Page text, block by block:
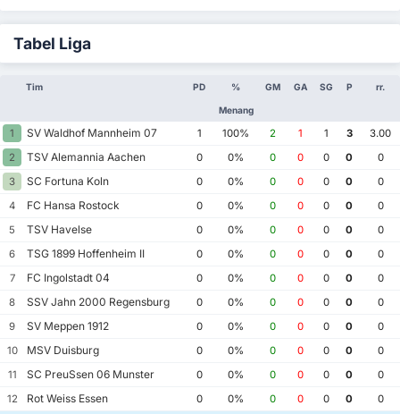
Tabel Liga
Tim PD %
Menang
GM GA SG P rr.
1 SV Waldhof Mannheim 07 1 100% 2 1 1 3
3.00
2
TSV Alemannia Aachen 0 0% 0 0 0 0
0
3
SC Fortuna Koln 0 0% 0 0 0 0
0
4
FC Hansa Rostock 0 0% 0 0 0 0
0
5
TSV Havelse 0 0% 0 0 0 0
0
6
TSG 1899 Hoffenheim II 0 0% 0 0 0 0
0
7
FC Ingolstadt 04 0 0% 0 0 0 0
0
8
SSV Jahn 2000 Regensburg 0 0% 0 0 0 0
0
9
SV Meppen 1912 0 0% 0 0 0 0
0
10
MSV Duisburg 0 0% 0 0 0 0
0
11
SC PreuSsen 06 Munster 0 0% 0 0 0 0
0
12
Rot Weiss Essen 0 0% 0 0 0 0
0